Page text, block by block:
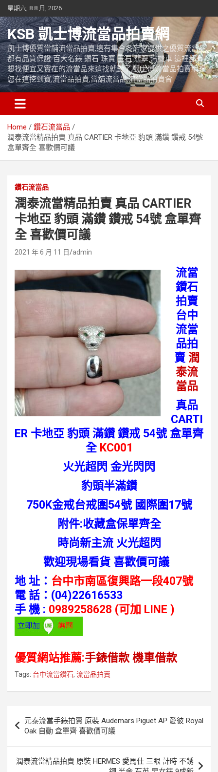
Skip
to
content
星期六, 8 8 月, 2026
KSB 凱士博流當品拍賣網
凱士博優質當舖流當品拍賣,這有集合各店家提供之優質流當品,
都有品質保證 百大名錶 鑽石 珠寶 玉石 翡翠 汽機車 這裡都有
想找便宜又實在的流當品來這找就對了,凱士博流當品拍賣網祝
您在這挖到寶,流當品拍賣,當舖流當品,流當品拍賣會
Home
鑽石流當品
潤泰流當精品拍賣 真品 CARTIER 卡地亞 豹頭 滿鑽 鑽戒 54號
盒單齊全 喜歡價可議
鑽石流當品
潤泰流當精品拍賣 真品 CARTIER
卡地亞 豹頭 滿鑽 鑽戒 54號 盒單齊
全 喜歡價可議
2021 年 6 月 11 日 admin
流當
鑽石
拍賣
台中
流當
品拍
賣 潤
泰流
當品
真品
CARTI
ER 卡地亞 豹頭 滿鑽 鑽戒 54號 盒單齊
全 KC001
火光超閃 金光閃閃
豹頭半滿鑽
750K金戒台戒圍54號 國際圍17號
附件:收藏盒保單齊全
時尚新主流 火光超閃
歡迎現場看貨 喜歡價可議
地 址： 台中市南區復興路一段407號
電 話： (04)22616533
手 機 : 0989258628 (可加 LINE )
優質網站推薦:手錶借款 機車借款
Tags: 台中流當鑽石, 流當品拍賣
章
導
覽
元泰流當手錶拍賣 原裝 Audemars Piguet AP 愛彼 Royal
Oak 自動 盒單齊 喜歡價可議
潤泰流當精品拍賣 原裝 HERMES 愛馬仕 三眼 計時 不銹